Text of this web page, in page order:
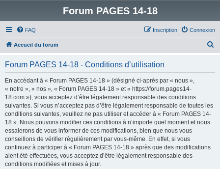
Forum PAGES 14-18
FAQ Connexion
Inscription
Accueil du forum
Forum PAGES 14-18 - Conditions d’utilisation
En accédant à « Forum PAGES 14-18 » (désigné ci-après par « nous »,
« notre », « nos », « Forum PAGES 14-18 » et « https://forum.pages14-
18.com »), vous acceptez d’être légalement responsable des conditions
suivantes. Si vous n’acceptez pas d’être légalement responsable de toutes les
conditions suivantes, veuillez ne pas utiliser et accéder à « Forum PAGES 14-
18 ». Nous pouvons modifier ces conditions à n’importe quel moment et nous
essaierons de vous informer de ces modifications, bien que nous vous
conseillons de vérifier régulièrement par vous-même. En effet, si vous
continuez à participer à « Forum PAGES 14-18 » après que des modifications
aient été effectuées, vous acceptez d’être légalement responsable des
conditions modifiées et mises à jour.